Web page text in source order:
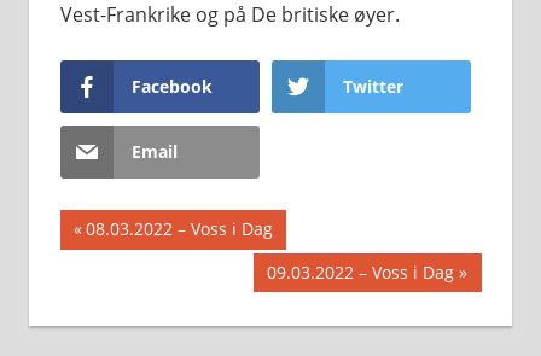
Vest-Frankrike og på De britiske øyer.
Facebook Twitter
Email
Innleggsnavigasjon
Previous
Post:
08.03.2022 – Voss i Dag
Next
Post:
09.03.2022 – Voss i Dag